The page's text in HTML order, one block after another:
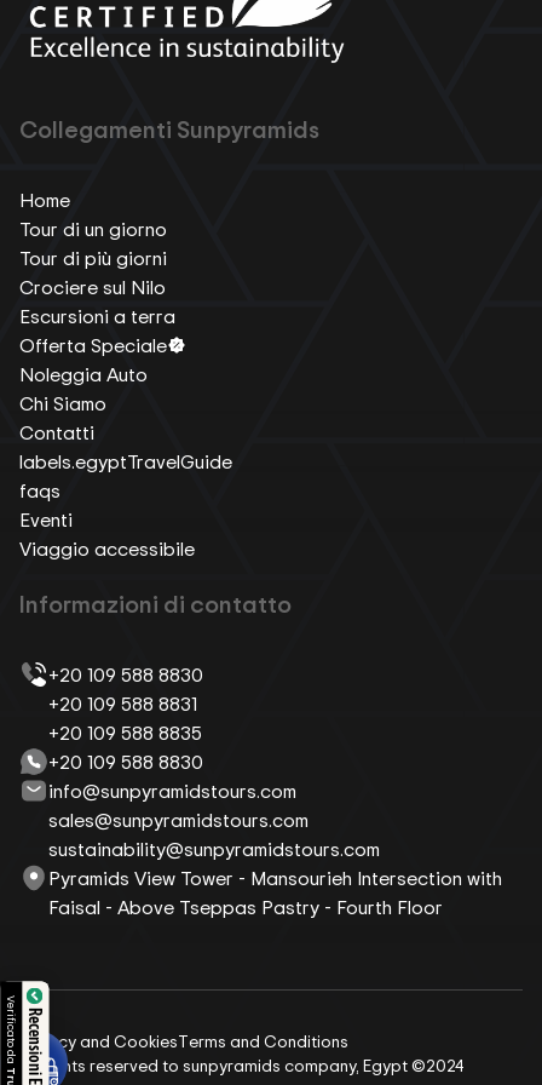
Collegamenti Sunpyramids
Home
Tour di un giorno
Tour di più giorni
Crociere sul Nilo
Escursioni a terra
Offerta Speciale
Noleggia Auto
Chi Siamo
Contatti
labels.egyptTravelGuide
faqs
Eventi
Viaggio accessibile
Informazioni di contatto
+20 109 588 8830
+20 109 588 8831
+20 109 588 8835
+20 109 588 8830
info@sunpyramidstours.com
sales@sunpyramidstours.com
sustainability@sunpyramidstours.com
Pyramids View Tower - Mansourieh Intersection with
Faisal - Above Tseppas Pastry - Fourth Floor
All rights reserved to sunpyramids company, Egypt ©2024
Privacy and CookiesTerms and Conditions
Verificato da